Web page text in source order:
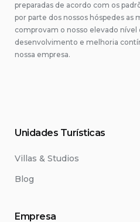
preparadas de acordo com os
por parte dos nossos hóspedes as
comprovam o nosso elevado nível
desenvolvimento e melhoria
nossa empresa.
Unidades Turísticas
Villas & Studios
Blog
Empresa